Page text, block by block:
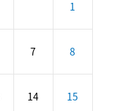
1
7 8
14 15